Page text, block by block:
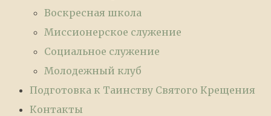
Воскресная школа
Миссионерское служение
Социальное служение
Молодежный клуб
Подготовка к Таинству Святого Крещения
Контакты